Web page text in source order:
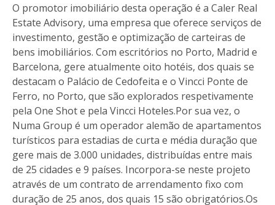
O promotor imobiliário desta operação é a Caler Real
Estate Advisory, uma empresa que oferece serviços de
investimento, gestão e optimização de carteiras de
bens imobiliários. Com escritórios no Porto, Madrid e
Barcelona, gere atualmente oito hotéis, dos quais se
destacam o Palácio de Cedofeita e o Vincci Ponte de
Ferro, no Porto, que são explorados respetivamente
pela One Shot e pela Vincci Hoteles.Por sua vez, o
Numa Group é um operador alemão de apartamentos
turísticos para estadias de curta e média duração que
gere mais de 3.000 unidades, distribuídas entre mais
de 25 cidades e 9 países. Incorpora-se neste projeto
através de um contrato de arrendamento fixo com
duração de 25 anos, dos quais 15 são obrigatórios.Os